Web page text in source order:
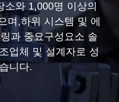
소와 1,000명 이상의
며,하위 시스템 및 에
과 중요구성요소 솔
업체 및 설계자로 성
니다.